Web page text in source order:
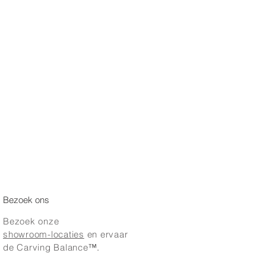
Bezoek ons
Bezoek onze
showroom-locaties en ervaar
de Carving Balance™.